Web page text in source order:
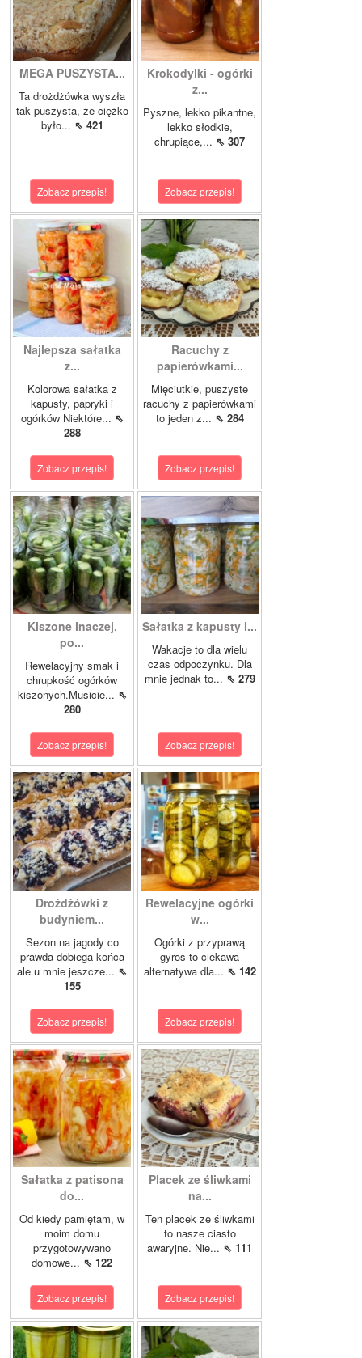
MEGA PUSZYSTA...
Ta drożdżówka wyszła
tak puszysta, że ciężko
było... ⇖ 421
Zobacz przepis!
Krokodylki - ogórki
z...
Pyszne, lekko pikantne,
lekko słodkie,
chrupiące,... ⇖ 307
Zobacz przepis!
Najlepsza sałatka
z...
Kolorowa sałatka z
kapusty, papryki i
ogórków Niektóre... ⇖
288
Zobacz przepis!
Racuchy z
papierówkami...
Mięciutkie, puszyste
racuchy z papierówkami
to jeden z... ⇖ 284
Zobacz przepis!
Kiszone inaczej,
po...
Rewelacyjny smak i
chrupkość ogórków
kiszonych.Musicie... ⇖
280
Zobacz przepis!
Sałatka z kapusty i...
Wakacje to dla wielu
czas odpoczynku. Dla
mnie jednak to... ⇖ 279
Zobacz przepis!
Drożdżówki z
budyniem...
Sezon na jagody co
prawda dobiega końca
ale u mnie jeszcze... ⇖
155
Zobacz przepis!
Rewelacyjne ogórki
w...
Ogórki z przyprawą
gyros to ciekawa
alternatywa dla... ⇖ 142
Zobacz przepis!
Sałatka z patisona
do...
Od kiedy pamiętam, w
moim domu
przygotowywano
domowe... ⇖ 122
Zobacz przepis!
Placek ze śliwkami
na...
Ten placek ze śliwkami
to nasze ciasto
awaryjne. Nie... ⇖ 111
Zobacz przepis!